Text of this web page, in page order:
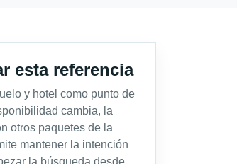
esta referencia
y hotel como punto de
cambia, la
otros paquetes de la
mantener la intención
la búsqueda desde